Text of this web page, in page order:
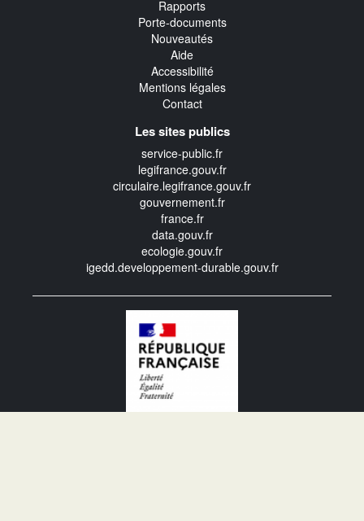
Rapports
Porte-documents
Nouveautés
Aide
Accessibilité
Mentions légales
Contact
Les sites publics
service-public.fr
legifrance.gouv.fr
circulaire.legifrance.gouv.fr
gouvernement.fr
france.fr
data.gouv.fr
ecologie.gouv.fr
igedd.developpement-durable.gouv.fr